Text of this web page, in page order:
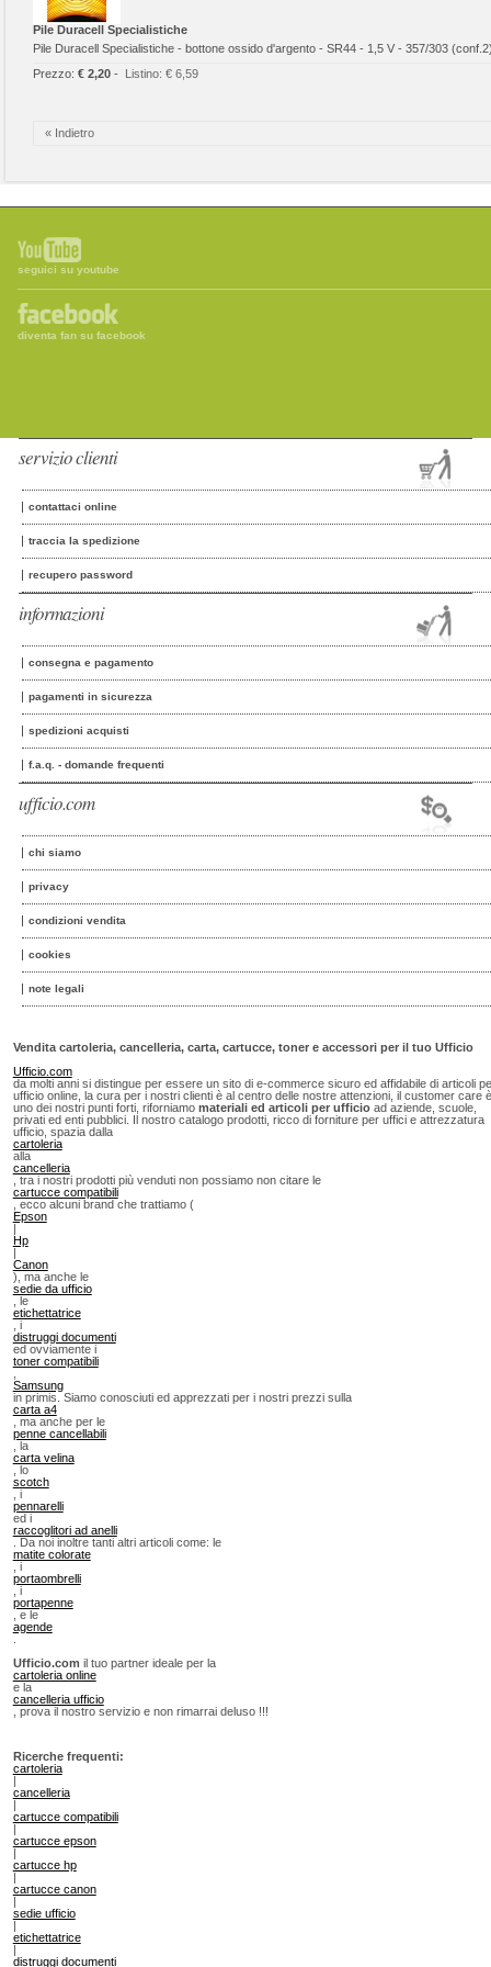
Pile Duracell Specialistiche
Pile Duracell Specialistiche - bottone ossido d'argento - SR44 - 1,5 V - 357/303
Prezzo: € 2,20 - Listino: € 6,59
« Indietro
seguici su youtube
diventa fan su facebook
servizio clienti
contattaci online
traccia la spedizione
recupero password
informazioni
consegna e pagamento
pagamenti in sicurezza
spedizioni acquisti
f.a.q. - domande frequenti
ufficio.com
chi siamo
privacy
condizioni vendita
cookies
note legali
Vendita cartoleria, cancelleria, carta, cartucce, toner e accessori per il tuo Ufficio
Ufficio.com
da molti anni si distingue per essere un sito di e-commerce sicuro ed affidabile di articoli
ufficio online, la cura per i nostri clienti è al centro delle nostre attenzioni, il customer care è
uno dei nostri punti forti, riforniamo materiali ed articoli per ufficioad aziende, scuole,
privati ed enti pubblici. Il nostro catalogo prodotti, ricco di forniture per uffici e attrezzatura
ufficio, spazia dalla
cartoleria
alla
cancelleria
, tra i nostri prodotti più venduti non possiamo non citare le
cartucce compatibili
, ecco alcuni brand che trattiamo (
Epson
|
Hp
|
Canon
), ma anche le
sedie da ufficio
, le
etichettatrice
, i
distruggi documenti
ed ovviamente i
toner compatibili
Samsung
in primis. Siamo conosciuti ed apprezzati per i nostri prezzi sulla
carta a4
, ma anche per le
penne cancellabili
, la
carta velina
, lo
scotch
, i
pennarelli
ed i
raccoglitori ad anelli
. Da noi inoltre tanti altri articoli come: le
matite colorate
, i
portaombrelli
, i
portapenne
, e le
agende
Ufficio.com il tuo partner ideale per la
cartoleria online
e la
cancelleria ufficio
, prova il nostro servizio e non rimarrai deluso !!!
Ricerche frequenti:
cartoleria
|
cancelleria
|
cartucce compatibili
|
cartucce epson
|
cartucce hp
|
cartucce canon
|
sedie ufficio
|
etichettatrice
|
distruggi documenti